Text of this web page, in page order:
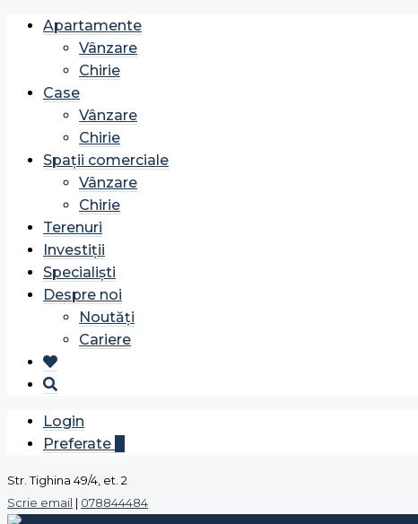
Apartamente
Vânzare
Chirie
Case
Vânzare
Chirie
Spații comerciale
Vânzare
Chirie
Terenuri
Investiții
Specialiști
Despre noi
Noutăți
Cariere
Login
Preferate
Str. Tighina 49/4, et. 2
Scrie email | 078844484